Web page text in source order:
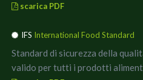
scarica PDF
IFS International Food Standard
Standard di sicurezza della
valido per tutti i prodotti